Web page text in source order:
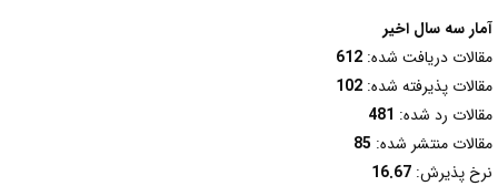
سه سال اخیر
دریافت شده:612
پذیرفته شده:102
رد شده:481
منتشر شده:85
پذیرش:16.67